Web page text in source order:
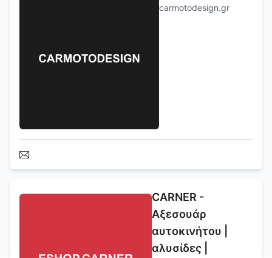
carmotodesign.gr
CARNER -
Αξεσουάρ
αυτοκινήτου |
αλυσίδες |